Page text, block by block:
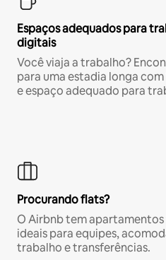
Espaços adequados para
digitais
Você viaja a trabalho?
para uma estadia longa
e espaço adequado para
Procurando flats?
O Airbnb tem
ideais para equipes,
trabalho e transferências.